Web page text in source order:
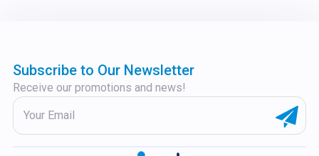
Subscribe to Our Newsletter
Receive our promotions and news!